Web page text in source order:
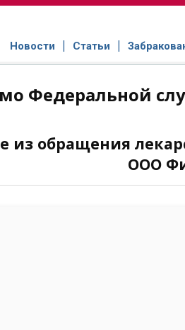
Новости Статьи
Федеральной
из обращения
ООО